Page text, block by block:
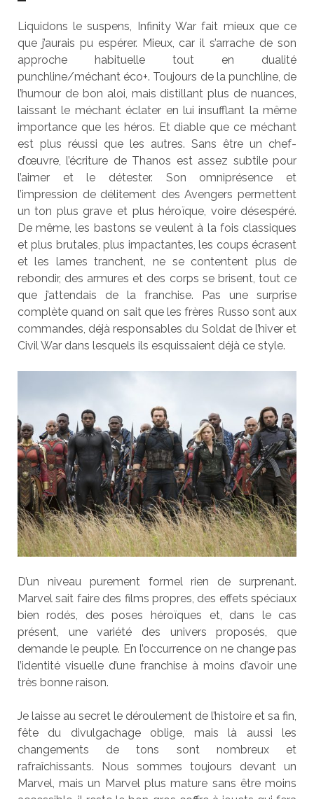
Liquidons le suspens, Infinity War fait mieux que ce
que j’aurais pu espérer. Mieux, car il s’arrache de son
approche habituelle tout en dualité
punchline/méchant éco+. Toujours de la punchline, de
l’humour de bon aloi, mais distillant plus de nuances,
laissant le méchant éclater en lui insufflant la même
importance que les héros. Et diable que ce méchant
est plus réussi que les autres. Sans être un chef-
d’œuvre, l’écriture de Thanos est assez subtile pour
l’aimer et le détester. Son omniprésence et
l’impression de délitement des Avengers permettent
un ton plus grave et plus héroïque, voire désespéré.
De même, les bastons se veulent à la fois classiques
et plus brutales, plus impactantes, les coups écrasent
et les lames tranchent, ne se contentent plus de
rebondir, des armures et des corps se brisent, tout ce
que j’attendais de la franchise. Pas une surprise
complète quand on sait que les frères Russo sont aux
commandes, déjà responsables du Soldat de l’hiver et
Civil War dans lesquels ils esquissaient déjà ce style.
D’un niveau purement formel rien de surprenant.
Marvel sait faire des films propres, des effets spéciaux
bien rodés, des poses héroïques et, dans le cas
présent, une variété des univers proposés, que
demande le peuple. En l’occurrence on ne change pas
l’identité visuelle d’une franchise à moins d’avoir une
très bonne raison.
Je laisse au secret le déroulement de l’histoire et sa fin,
fête du divulgachage oblige, mais là aussi les
changements de tons sont nombreux et
rafraîchissants. Nous sommes toujours devant un
Marvel, mais un Marvel plus mature sans être moins